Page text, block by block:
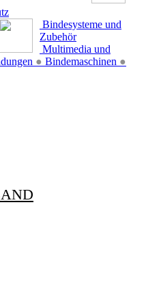
Bindesysteme und
Zubehör
● Bindemaschinen ●
Multimedia und